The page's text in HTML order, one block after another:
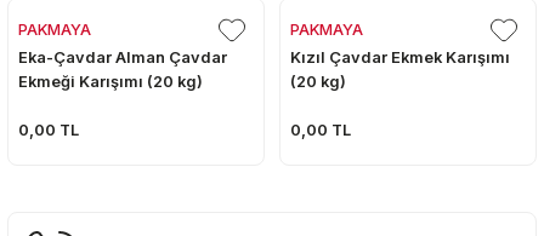
PAKMAYA
Eka-Çavdar Alman Çavdar
Ekmeği Karışımı (20 kg)
0,00 TL
PAKMAYA
Kızıl Çavdar Ekmek Karışımı
(20 kg)
0,00 TL